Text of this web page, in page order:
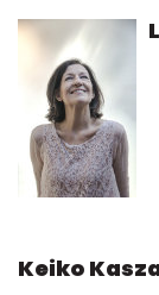
Keiko